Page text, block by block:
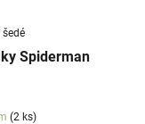
šedé
Spiderman
(2 ks)